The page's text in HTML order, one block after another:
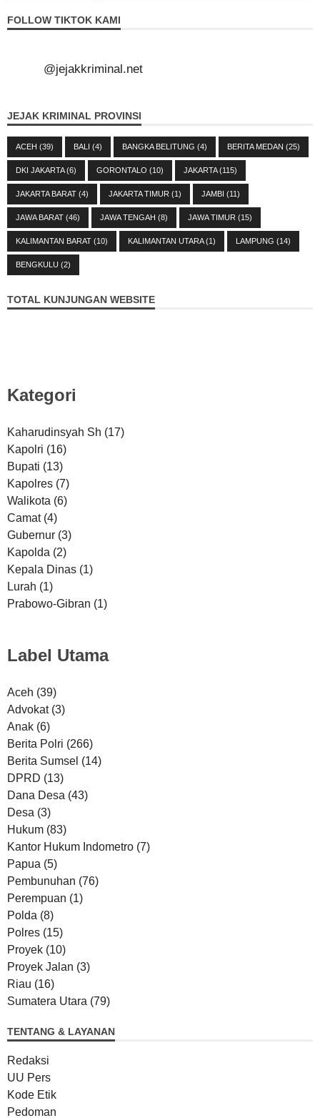
FOLLOW TIKTOK KAMI
@jejakkriminal.net
JEJAK KRIMINAL PROVINSI
ACEH (39) BALI (4) BANGKA BELITUNG (4) BERITA MEDAN (25)
DKI JAKARTA(6) GORONTALO (10) JAKARTA(115)
JAKARTA BARAT (4) JAKARTA TIMUR (1) JAMBI (11)
JAWA BARAT (46) JAWA TENGAH (8) JAWA TIMUR (15)
KALIMANTAN BARAT (10) KALIMANTAN UTARA(1) LAMPUNG (14)
BENGKULU (2)
TOTAL KUNJUNGAN WEBSITE
Kategori
Kaharudinsyah Sh (17)
Kapolri (16)
Bupati (13)
Kapolres (7)
Walikota (6)
Camat (4)
Gubernur (3)
Kapolda (2)
Kepala Dinas (1)
Lurah (1)
Prabowo-Gibran (1)
Label Utama
Aceh (39)
Advokat (3)
Anak (6)
Berita Polri (266)
Berita Sumsel (14)
DPRD (13)
Dana Desa (43)
Desa (3)
Hukum (83)
Kantor Hukum Indometro (7)
Papua (5)
Pembunuhan (76)
Perempuan (1)
Polda (8)
Polres (15)
Proyek (10)
Proyek Jalan (3)
Riau (16)
Sumatera Utara (79)
TENTANG & LAYANAN
Redaksi
UU Pers
Kode Etik
Pedoman